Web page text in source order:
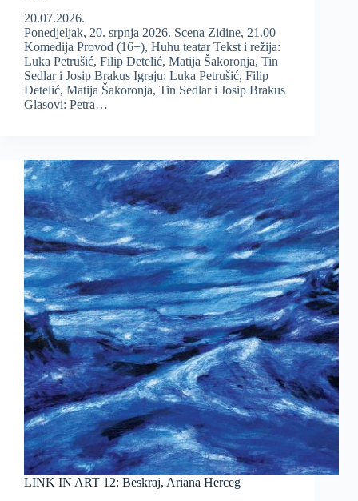
20.07.2026.
Ponedjeljak, 20. srpnja 2026. Scena Zidine, 21.00
Komedija Provod (16+), Huhu teatar Tekst i režija:
Luka Petrušić, Filip Detelić, Matija Šakoronja, Tin
Sedlar i Josip Brakus Igraju: Luka Petrušić, Filip
Detelić, Matija Šakoronja, Tin Sedlar i Josip Brakus
Glasovi: Petra…
LINK IN ART 12: Beskraj, Ariana Herceg